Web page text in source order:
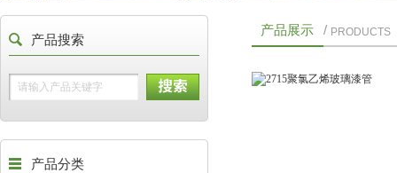
产品搜索
产品分类
产品展示 / PRODUCTS